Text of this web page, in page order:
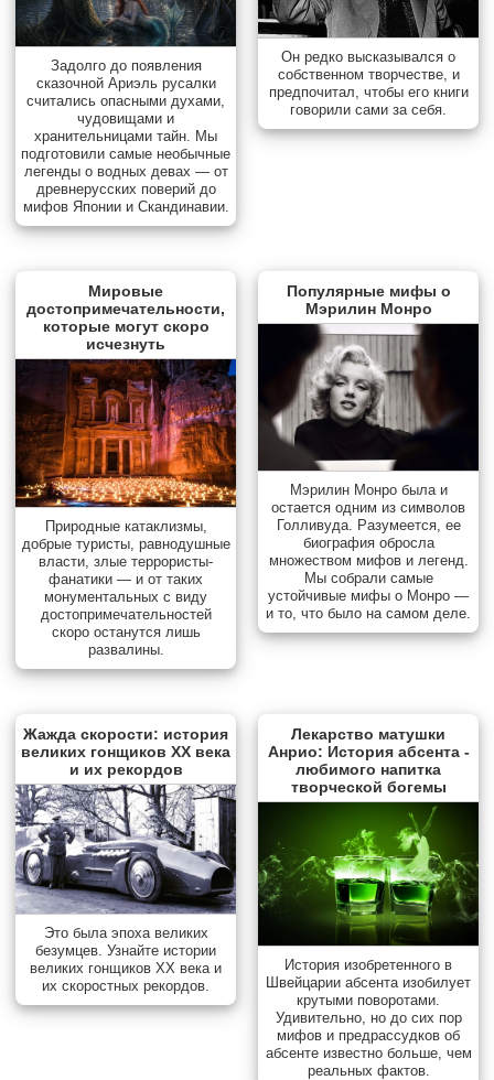
Задолго до появления
сказочной Ариэль русалки
считались опасными духами,
чудовищами и
хранительницами тайн. Мы
подготовили самые необычные
легенды о водных девах — от
древнерусских поверий до
мифов Японии и Скандинавии.
Он редко высказывался о
собственном творчестве, и
предпочитал, чтобы его книги
говорили сами за себя.
Мировые
достопримечательности,
которые могут скоро
исчезнуть
Природные катаклизмы,
добрые туристы, равнодушные
власти, злые террористы-
фанатики — и от таких
монументальных с виду
достопримечательностей
скоро останутся лишь
развалины.
Популярные мифы о
Мэрилин Монро
Мэрилин Монро была и
остается одним из символов
Голливуда. Разумеется, ее
биография обросла
множеством мифов и легенд.
Мы собрали самые
устойчивые мифы о Монро —
и то, что было на самом деле.
Жажда скорости: история
великих гонщиков XX века
и их рекордов
Это была эпоха великих
безумцев. Узнайте истории
великих гонщиков XX века и
их скоростных рекордов.
Лекарство матушки
Анрио: История абсента -
любимого напитка
творческой богемы
История изобретенного в
Швейцарии абсента изобилует
крутыми поворотами.
Удивительно, но до сих пор
мифов и предрассудков об
абсенте известно больше, чем
реальных фактов.